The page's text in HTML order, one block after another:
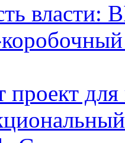
власти:
проект